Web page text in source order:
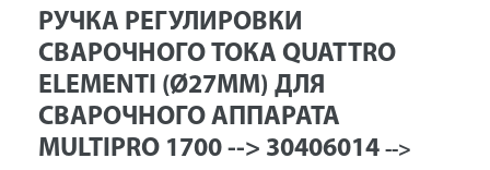
РУЧКА РЕГУЛИРОВКИ
СВАРОЧНОГО ТОКА QUATTRO
ELEMENTI (Ø27ММ) ДЛЯ
СВАРОЧНОГО АППАРАТА
MULTIPRO 1700 --> 30406014 -->